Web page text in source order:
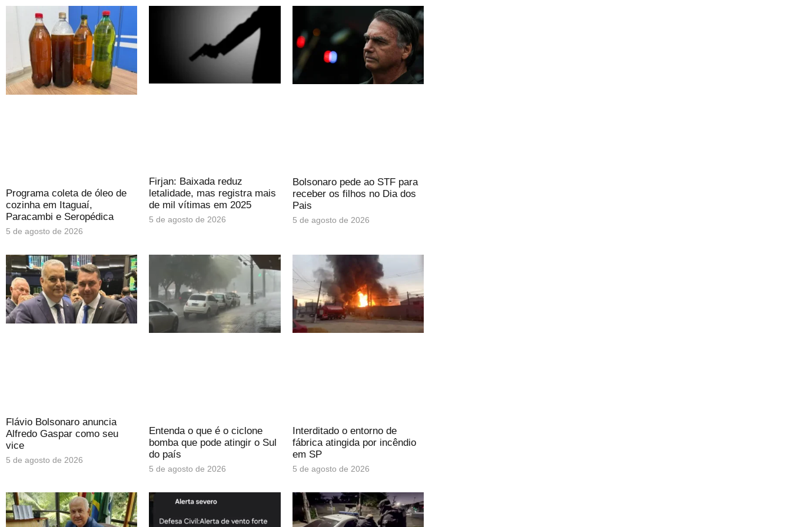
Programa coleta de óleo de
cozinha em Itaguaí,
Paracambi e Seropédica
5 de agosto de 2026
Firjan: Baixada reduz
letalidade, mas registra mais
de mil vítimas em 2025
5 de agosto de 2026
Bolsonaro pede ao STF para
receber os filhos no Dia dos
Pais
5 de agosto de 2026
Flávio Bolsonaro anuncia
Alfredo Gaspar como seu
vice
5 de agosto de 2026
Entenda o que é o ciclone
bomba que pode atingir o Sul
do país
5 de agosto de 2026
Interditado o entorno de
fábrica atingida por incêndio
em SP
5 de agosto de 2026